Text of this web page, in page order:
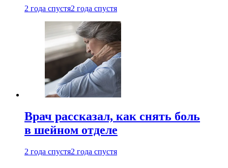
2 года спустя2 года спустя
Врач рассказал, как снять боль
в шейном отделе
2 года спустя2 года спустя